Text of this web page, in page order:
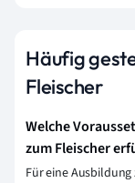
Häufig
Fleischer
Welche
zum Fleischer
Für eine